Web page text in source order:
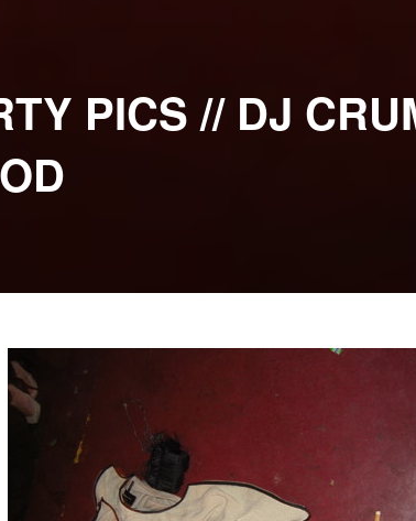
PICS // DJ